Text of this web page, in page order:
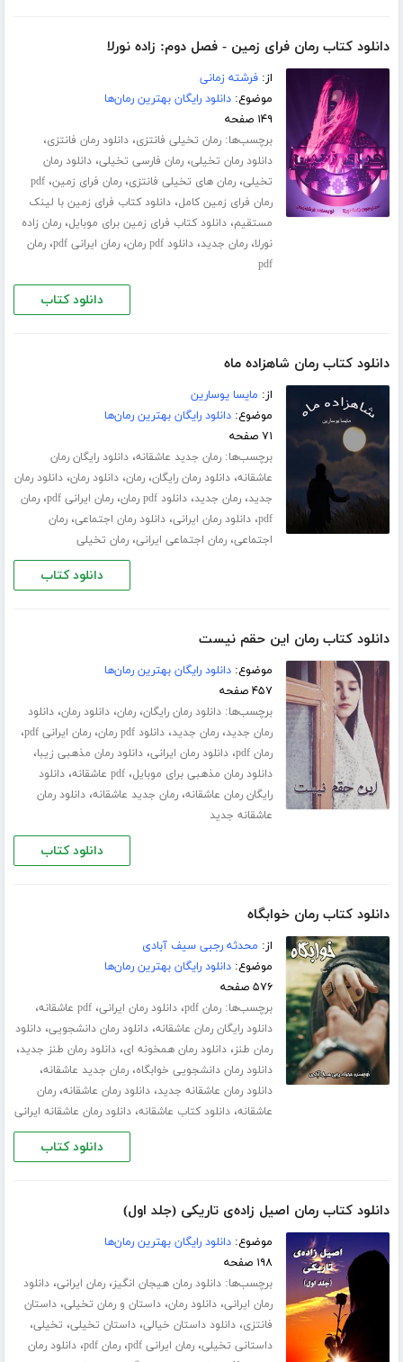
دانلود کتاب رمان فرای زمین - فصل دوم: زاده نورلا
از:فرشته زمانی
موضوع:دانلود رایگان بهترین رمان‌ها
۱۴۹ صفحه
برچسب‌ها:رمان تخیلی فانتزی،دانلود رمان فانتزی،
دانلود رمان تخیلی،رمان فارسی تخیلی،دانلود رمان
تخیلی،رمان های تخیلی فانتزی،رمان فرای زمین،pdf
رمان فرای زمین کامل،دانلود کتاب فرای زمین با لینک
مستقیم،دانلود کتاب فرای زمین برای موبایل،رمان زاده
نورلا،رمان جدید،دانلود pdf رمان ،رمان ایرانی pdf ،رمان
pdf
دانلود کتاب
دانلود کتاب رمان شاهزاده ماه
از: مایسا یوسارین
موضوع:دانلود رایگان بهترین رمان‌ها
۷۱ صفحه
برچسب‌ها:رمان جدید عاشقانه،دانلود رایگان رمان
عاشقانه،دانلود رمان رایگان،رمان،دانلود رمان،دانلود رمان
جدید،رمان جدید،دانلود pdf رمان ،رمان ایرانی pdf ،رمان
pdf،دانلود رمان ایرانی،دانلود رمان اجتماعی،رمان
اجتماعی،رمان اجتماعی ایرانی،رمان تخیلی
دانلود کتاب
دانلود کتاب رمان این حقم نیست
موضوع:دانلود رایگان بهترین رمان‌ها
۴۵۷ صفحه
برچسب‌ها:دانلود رمان رایگان،رمان،دانلود رمان،دانلود
رمان جدید،رمان جدید،دانلود pdf رمان ،رمان ایرانی pdf ،
رمان pdf ،دانلود رمان ایرانی،دانلود رمان مذهبی زیبا،
دانلود رمان مذهبی برای موبایل،pdf عاشقانه ،دانلود
رایگان رمان عاشقانه،رمان جدید عاشقانه،دانلود رمان
عاشقانه جدید
دانلود کتاب
دانلود کتاب رمان خوابگاه
از: محدثه رجبی سیف آبادی
موضوع:دانلود رایگان بهترین رمان‌ها
۵۷۶ صفحه
برچسب‌ها:رمان pdf ،دانلود رمان ایرانی،pdf عاشقانه ،
دانلود رایگان رمان عاشقانه،دانلود رمان دانشجویی،دانلود
رمان طنز،دانلود رمان همخونه ای،دانلود رمان طنز جدید،
دانلود رمان دانشجویی خوابگاه،رمان جدید عاشقانه،
دانلود رمان عاشقانه جدید،دانلود رمان عاشقانه،رمان
عاشقانه،دانلود کتاب عاشقانه،دانلود رمان عاشقانه ایرانی
دانلود کتاب
دانلود کتاب رمان اصیل زاده‌ی تاریکی (جلد اول)
موضوع:دانلود رایگان بهترین رمان‌ها
۱۹۸ صفحه
برچسب‌ها:دانلود رمان هیجان انگیز،رمان ایرانی،دانلود
رمان ایرانی،دانلود رمان،داستان و رمان تخیلی،داستان
فانتزی،دانلود داستان خیالی،داستان تخیلی، تخیلی،
داستانی تخیلی،رمان ایرانی pdf ،رمان pdf ،دانلود رمان